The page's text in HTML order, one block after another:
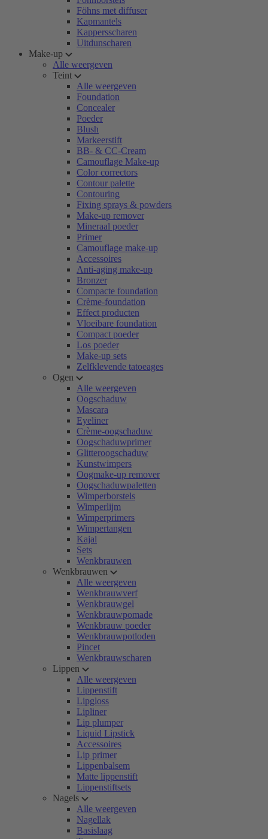
Föhns met diffuser
Kapmantels
Kappersscharen
Uitdunscharen
Make-up
Alle weergeven
Teint
Alle weergeven
Foundation
Concealer
Poeder
Blush
Markeerstift
BB- & CC-Cream
Camouflage Make-up
Color correctors
Contour palette
Contouring
Fixing sprays & powders
Make-up remover
Mineraal poeder
Primer
Camouflage make-up
Accessoires
Anti-aging make-up
Bronzer
Compacte foundation
Crème-foundation
Effect producten
Vloeibare foundation
Compact poeder
Los poeder
Make-up sets
Zelfklevende tatoeages
Ogen
Alle weergeven
Oogschaduw
Mascara
Eyeliner
Crème-oogschaduw
Oogschaduwprimer
Glitteroogschaduw
Kunstwimpers
Oogmake-up remover
Oogschaduwpaletten
Wimperborstels
Wimperlijm
Wimperprimers
Wimpertangen
Kajal
Sets
Wenkbrauwen
Wenkbrauwen
Alle weergeven
Wenkbrauwverf
Wenkbrauwgel
Wenkbrauwpomade
Wenkbrauw poeder
Wenkbrauwpotloden
Pincet
Wenkbrauwscharen
Lippen
Alle weergeven
Lippenstift
Lipgloss
Lipliner
Lip plumper
Liquid Lipstick
Accessoires
Lip primer
Lippenbalsem
Matte lippenstift
Lippenstiftsets
Nagels
Alle weergeven
Nagellak
Basislaag